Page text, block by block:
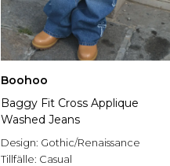
Boohoo
Baggy Fit Cross Applique
Washed Jeans
Design: Gothic/Renaissance
Tillfälle: Casual